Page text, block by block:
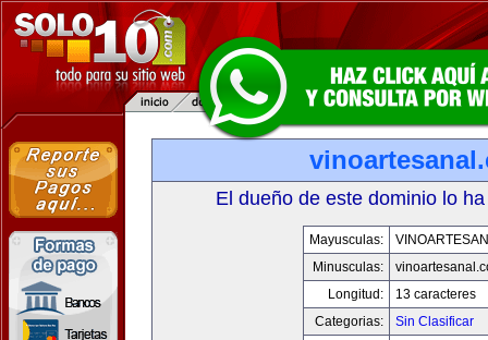
El dueño de este dominio lo
Mayusculas:
Minusculas:
Longitud:
13 caracteres
Categorias:
Sin Clasificar